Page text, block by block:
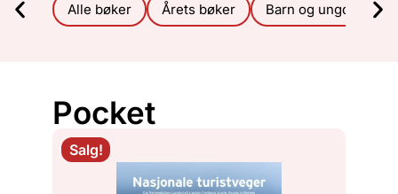
Alle bøker Årets bøker Barn og ungdom
Pocket
Salg!